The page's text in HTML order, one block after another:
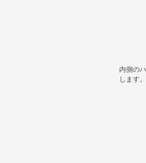
内側の
します。